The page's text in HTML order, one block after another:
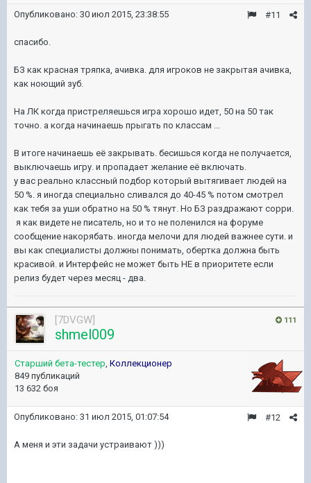
#11
Опубликовано: 30 июл 2015, 23:38:55
спасибо.
БЗ как красная тряпка, ачивка. для игроков не закрытая ачивка,
как ноющий зуб.
На ЛК когда пристреляешься игра хорошо идет, 50 на 50 так
точно. а когда начинаешь прыгать по классам ...
В итоге начинаешь её закрывать. бесишься когда не получается,
выключаешь игру. и пропадает желание её включать.
у вас реально классный подбор который вытягивает людей на
50 %. я иногда специально сливался до 40-45 % потом смотрел
как тебя за уши обратно на 50 % тянут. Но БЗ раздражают сорри.
я как видете не писатель, но и то не поленился на форуме
сообщение накорябать. иногда мелочи для людей важнее сути. и
вы как специалисты должны понимать, обертка должна быть
красивой. и Интерфейс не может быть НЕ в приоритете если
релиз будет через месяц - два.
111
[7DVGW]
shmel009
Старший бета-тестер, Коллекционер
849 публикаций
13 632 боя
#12
Опубликовано: 31 июл 2015, 01:07:54
А меня и эти задачи устраивают )))